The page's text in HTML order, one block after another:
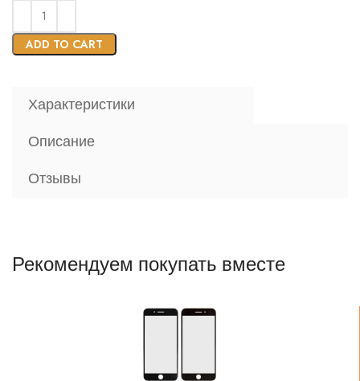
ADD TO CART
Характеристики
Описание
Отзывы
Рекомендуем покупать вместе